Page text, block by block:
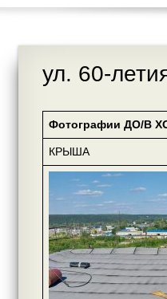
ул. 60-
Фотографии ДО/В
КРЫША